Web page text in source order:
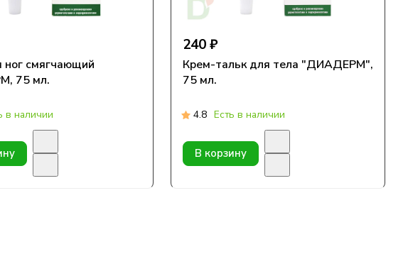
ног смягчающий
75 мл.
в наличии
240 ₽
Крем-тальк для тела "ДИАДЕРМ",
75 мл.
4.8 Есть в наличии
В корзину